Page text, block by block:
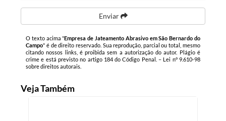
Enviar
O texto acima "Empresa de Jateamento Abrasivo em São Bernardo do
Campo" é de direito reservado. Sua reprodução, parcial ou total, mesmo
citando nossos links, é proibida sem a autorização do autor. Plágio é
crime e está previsto no artigo 184 do Código Penal. – Lei n° 9.610-98
sobre direitos autorais
Veja Também